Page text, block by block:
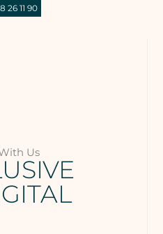
26 11 90
Us